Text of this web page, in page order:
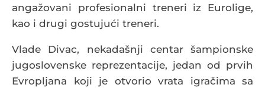
angažovani profesionalni treneri iz Eurolige,
kao i drugi gostujući treneri.
Vlade Divac, nekadašnji centar šampionske
jugoslovenske reprezentacije, jedan od prvih
Evropljana koji je otvorio vrata igračima sa